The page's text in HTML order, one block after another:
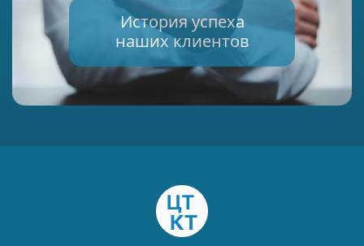
История успеха
наших клиентов